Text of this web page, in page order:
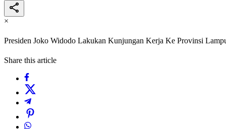
×
Presiden Joko Widodo Lakukan Kunjungan Kerja Ke Provinsi
Share this article